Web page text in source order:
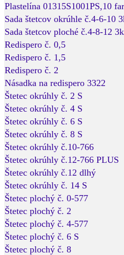
Plastelína 01315S1001PS,10
Sada štetcov okrúhle č.4-6-10
Sada štetcov ploché č.4-8-12
Redispero č. 0,5
Redispero č. 1,5
Redispero č. 2
Násadka na redispero 3322
Štetec okrúhly č. 2 S
Štetec okrúhly č. 4 S
Štetec okrúhly č. 6 S
Štetec okrúhly č. 8 S
Štetec okrúhly č.10-766
Štetec okrúhly č.12-766 PLUS
Štetec okrúhly č.12 dlhý
Štetec okrúhly č. 14 S
Štetec plochý č. 0-577
Štetec plochý č. 2
Štetec plochý č. 4-577
Štetec plochý č. 6 S
Štetec plochý č. 8